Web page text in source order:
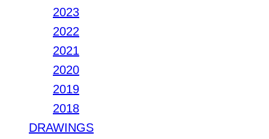
2023
2022
2021
2020
2019
2018
DRAWINGS